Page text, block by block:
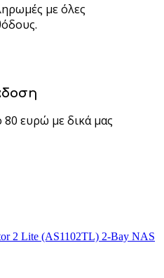
με όλες
ευρώ με δικά μας
2 Lite (AS1102TL) 2-Bay NAS